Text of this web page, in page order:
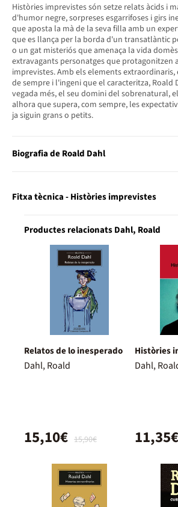
Històries imprevistes són setze relats àcids i
d'humor negre, sorpreses esgarrifoses i girs
que aposta la mà de la seva filla amb un
que es llança per la borda d'un transatlàntic
o un gat misteriós que amenaça la vida
extravagants personatges que protagonitzen
imprevistes. Amb els elements
de sempre i l'ingeni que el caracteritza, Roald
vegada més, el seu domini del sobrenatural,
alhora que supera, com sempre, les
ja siguin grans o petits.
Biografia de Roald Dahl
Fitxa tècnica - Històries imprevistes
Productes relacionats Dahl, Roald
Relatos de lo inesperado
Dahl, Roald
15,90€
15,10€
Històries
Dahl,
11,35€